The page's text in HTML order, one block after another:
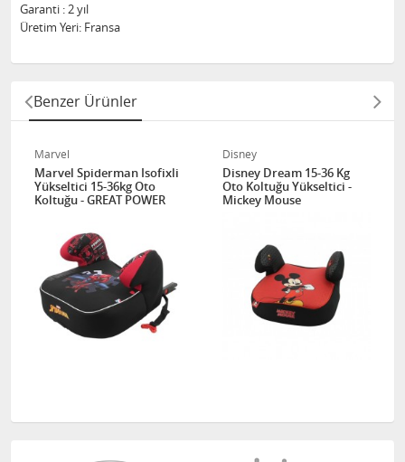
Garanti : 2 yıl
Üretim Yeri: Fransa
Benzer Ürünler
Marvel
Marvel Spiderman Isofixli
Yükseltici 15-36kg Oto
Koltuğu - GREAT POWER
Disney
Disney Dream 15-36 Kg
Oto Koltuğu Yükseltici -
Mickey Mouse